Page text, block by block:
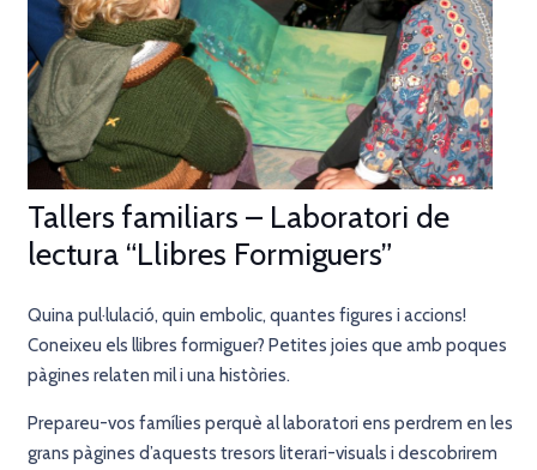
Tallers familiars – Laboratori de
lectura “Llibres Formiguers”
Quina pul·lulació, quin embolic, quantes figures i accions!
Coneixeu els llibres formiguer? Petites joies que amb poques
pàgines relaten mil i una històries.
Prepareu-vos famílies perquè al laboratori ens perdrem en les
grans pàgines d’aquests tresors literari-visuals i descobrirem